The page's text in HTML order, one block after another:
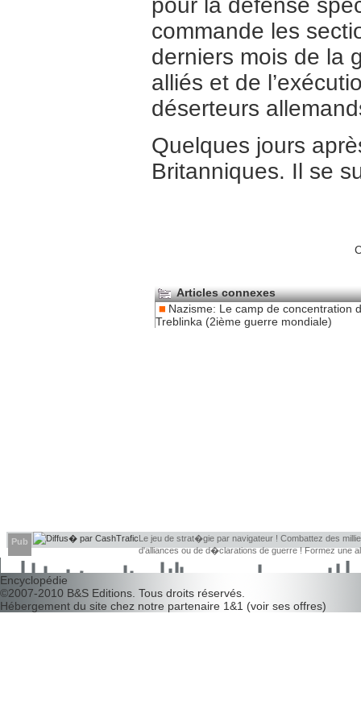
pour la défense
commande les
derniers mois de la
alliés et de
déserteurs
Quelques jours
Britanniques. Il se
Articles connexes
Nazisme: Le camp de concentration
Treblinka (2ième guerre mondiale)
Pub
Le jeu de strat�gie par navigateur ! Combattez des
d'alliances ou de d�clarations de guerre ! Formez une
d�couvrir leurs faiblesses !
Encyclopédie
©2007-2010 B&S Editions . Tous droits réservés.
Hébergement du site chez notre partenaire 1&1 (voir ses offres)